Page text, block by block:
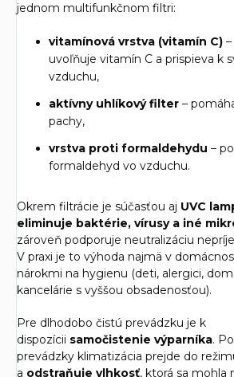
jednom multifunkčnom filtri:
vitamínová vrstva (vitamín C)
uvoľňuje vitamín C a prispieva k
vzduchu,
aktívny uhlíkový filter –
pachy,
vrstva proti formaldehydu –
formaldehyd vo vzduchu.
Okrem filtrácie je súčasťou aj UVC
eliminuje baktérie, vírusy a iné
zároveň podporuje neutralizáciu
V praxi je to výhoda najmä v
nárokmi na hygienu (deti, alergici,
kancelárie s vyššou obsadenosťou).
Pre dlhodobo čistú prevádzku je k
dispozícii samočistenie výparníka.
prevádzky klimatizácia prejde do
a odstraňuje vlhkosť, ktorá sa mohla